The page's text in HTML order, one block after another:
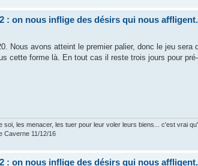
: on nous inflige des désirs qui nous affligent.
Nous avons atteint le premier palier, donc le jeu
cette forme là. En tout cas il reste trois jours pour
les menacer, les tuer pour leur voler leurs biens... c'est vrai
Caverne 11/12/16
: on nous inflige des désirs qui nous affligent.